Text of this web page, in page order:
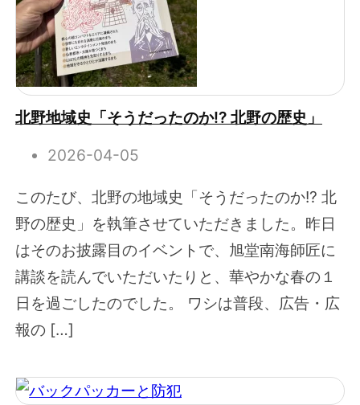
北野地域史「そうだったのか!? 北野の歴史」
2026-04-05
このたび、北野の地域史「そうだったのか!? 北
野の歴史」を執筆させていただきました。昨日
はそのお披露目のイベントで、旭堂南海師匠に
講談を読んでいただいたりと、華やかな春の１
日を過ごしたのでした。 ワシは普段、広告・広
報の […]